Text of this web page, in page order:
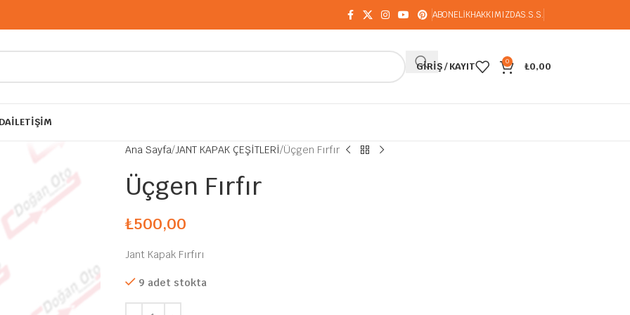
ABONELİKHAKKIMIZDAS.S.S.
GIRIŞ / KAYIT 0 ₺0,00
İLETIŞIM
Ana Sayfa JANT KAPAK ÇEŞİTLERİ Üçgen Fırfır
Üçgen Fırfır
₺500,00
Jant Kapak Fırfırı
9 adet stokta